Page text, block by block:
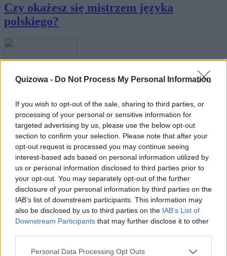
Quizowa - Do Not Process My Personal Information
If you wish to opt-out of the sale, sharing to third parties, or
processing of your personal or sensitive information for
targeted advertising by us, please use the below opt-out
section to confirm your selection. Please note that after your
opt-out request is processed you may continue seeing
interest-based ads based on personal information utilized by
us or personal information disclosed to third parties prior to
your opt-out. You may separately opt-out of the further
disclosure of your personal information by third parties on the
IAB’s list of downstream participants. This information may
also be disclosed by us to third parties on the IAB’s List of
Downstream Participants that may further disclose it to other
Personal Data Processing Opt Outs
Czy okażesz się mistrzem języka
polskiego?
Błędy językowe - sprawdź, które z nich
popełn...
Językowe
Ortografia - zdobędziesz komplet
punktów?